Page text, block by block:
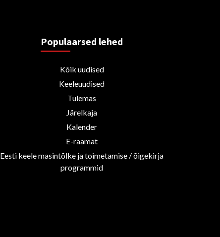
Populaarsed lehed
Kõik uudised
Keeleuudised
Tulemas
Järelkaja
Kalender
E-raamat
Eesti keele masintõlke ja toimetamise / õigekirja
programmid